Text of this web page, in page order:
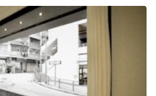
Vergadering Kantoor
Winkel
delen